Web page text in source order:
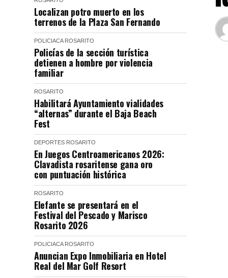
Localizan potro muerto en los
terrenos de la Plaza San Fernando
POLICIACA ROSARITO
Policías de la sección turística
detienen a hombre por violencia
familiar
ROSARITO
Habilitará Ayuntamiento vialidades
“alternas” durante el Baja Beach
Fest
DEPORTES ROSARITO
En Juegos Centroamericanos 2026:
Clavadista rosaritense gana oro
con puntuación histórica
ROSARITO
Elefante se presentará en el
Festival del Pescado y Marisco
Rosarito 2026
POLICIACA ROSARITO
Anuncian Expo Inmobiliaria en Hotel
Real del Mar Golf Resort